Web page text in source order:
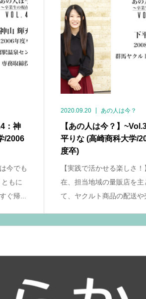
：神
/2006
今でも
もに
ぐ帰...
2020.09.20 あの人は今？
【あの人は今？】
平りな (高崎商科大学/
度卒)
【実践で活かせる楽しさ！
在、担当地域の量販店を主
て、ヤクルト商品の配送や